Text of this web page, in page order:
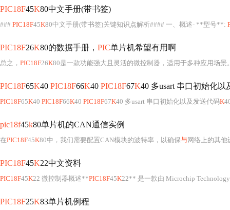
PIC18F45K80中文手册(带书签)
### PIC18F45K80中文手册(带书签)关键知识点解析#### 一、概述- **型号**:
PIC18F26K80的数据手册， PIC单片机希望有用啊
总之， PIC18F26K80是一款功能强大且灵活的微控制器，适用于多种应用场景。通过对本数据手册的深入学习，可以帮助
PIC18F65K40 PIC18F66K40 PIC18F67K40 多usart 串口初始化以
PIC18F65K40 PIC18F66K40 PIC18F67K40 多usart 串口初始化以及发送代码K
pic18f45k80单片机的CAN通信实例
在PIC18F45K80中，我们需要配置CAN模块的波特率，以确保与网络上的其他
PIC18F45K22中文资料
PIC18F45K22 微控制器概述**PIC18F45K22** 是一款由 Microchip
PIC18F25K83单片机例程